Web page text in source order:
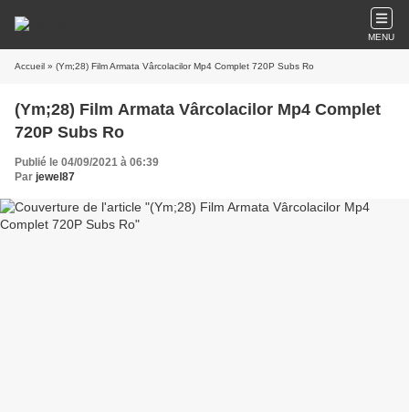
MENU
Accueil » (Ym;28) Film Armata Vârcolacilor Mp4 Complet 720P Subs Ro
(Ym;28) Film Armata Vârcolacilor Mp4 Complet
720P Subs Ro
Publié le 04/09/2021 à 06:39
Par jewel87